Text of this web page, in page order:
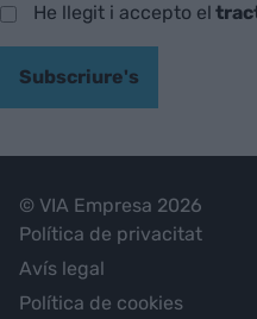
He llegit i accepto el
Subscriure's
© VIA Empresa 2026
Política de privacitat
Avís legal
Política de cookies